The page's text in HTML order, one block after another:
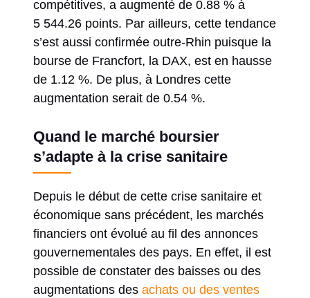
compétitives, a augmenté de 0.88 % à
5 544.26 points. Par ailleurs, cette tendance
s’est aussi confirmée outre-Rhin puisque la
bourse de Francfort, la DAX, est en hausse
de 1.12 %. De plus, à Londres cette
augmentation serait de 0.54 %.
Quand le marché boursier
s’adapte à la crise sanitaire
Depuis le début de cette crise sanitaire et
économique sans précédent, les marchés
financiers ont évolué au fil des annonces
gouvernementales des pays. En effet, il est
possible de constater des baisses ou des
augmentations des achats ou des ventes